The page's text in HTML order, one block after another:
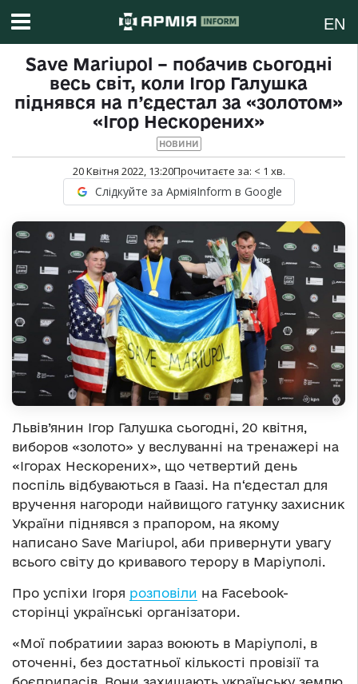
EN
Save Mariupol – побачив сьогодні
весь світ, коли Ігор Галушка
піднявся на п’єдестал за «золотом»
«Ігор Нескорених»
НОВИНИ
20 Квітня 2022, 13:20Прочитаєте за: < 1 хв.
Слідкуйте за АрміяInform в Google
Львів’янин Ігор Галушка сьогодні, 20 квітня,
виборов «золото» у веслуванні на тренажері на
«Ігорах Нескорених», що четвертий день
поспіль відбуваються в Гаазі. На п‘єдестал для
вручення нагороди найвищого гатунку захисник
України піднявся з прапором, на якому
написано Save Mariupol, аби привернути увагу
всього світу до кривавого терору в Маріуполі.
Про успіхи Ігоря розповіли на Facebook-
сторінці українські організатори.
«Мої побратиии зараз воюють в Маріуполі, в
оточенні, без достатньої кількості провізії та